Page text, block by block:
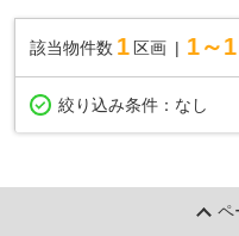
該当物件数 1 区画 1～1
絞り込み条件： なし
ペ